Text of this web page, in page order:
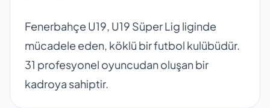
Fenerbahçe U19, U19 Süper Lig liginde
mücadele eden, köklü bir futbol kulübüdür.
31 profesyonel oyuncudan oluşan bir
kadroya sahiptir.